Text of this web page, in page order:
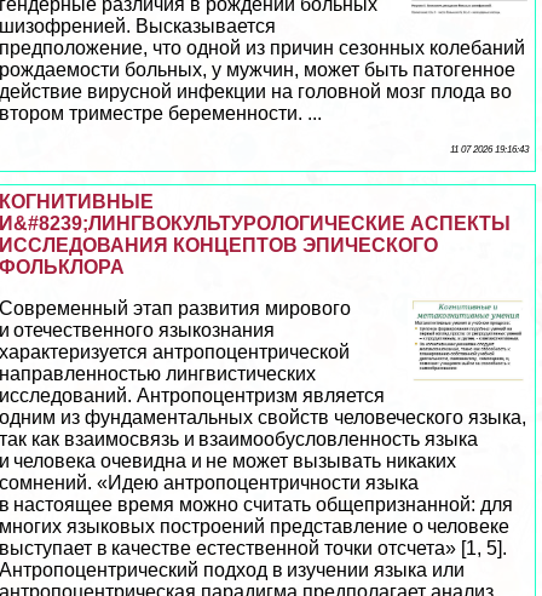
гендерные различия в рождении больных
шизофренией. Высказывается
предположение, что одной из причин сезонных колебаний
рождаемости больных, у мужчин, может быть патогенное
действие вирусной инфекции на головной мозг плода во
втором триместре беременности. ...
11 07 2026 19:16:43
КОГНИТИВНЫЕ
И&#8239;ЛИНГВОКУЛЬТУРОЛОГИЧЕСКИЕ АСПЕКТЫ
ИССЛЕДОВАНИЯ КОНЦЕПТОВ ЭПИЧЕСКОГО
ФОЛЬКЛОРА
Современный этап развития мирового
и отечественного языкознания
хаpaктеризуется антропоцентрической
направленностью лингвистических
исследований. Антропоцентризм является
одним из фундаментальных свойств человеческого языка,
так как взаимосвязь и взаимообусловленность языка
и человека очевидна и не может вызывать никаких
сомнений. «Идею антропоцентричности языка
в настоящее время можно считать общепризнанной: для
многих языковых построений представление о человеке
выступает в качестве естественной точки отсчета» [1, 5].
Антропоцентрический подход в изучении языка или
антропоцентрическая парадигма предполагает анализ